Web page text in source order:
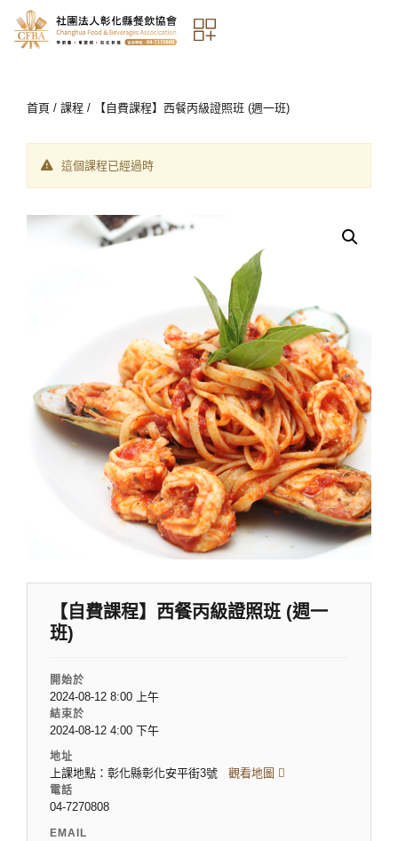
首頁 / 課程 / 【自費課程】西餐丙級證照班 (週一班)
這個課程已經過時
【自費課程】西餐丙級證照班 (週一
班)
開始於
2024-08-12 8:00 上午
結束於
2024-08-12 4:00 下午
地址
上課地點：彰化縣彰化安平街3號 觀看地圖
電話
04-7270808
EMAIL